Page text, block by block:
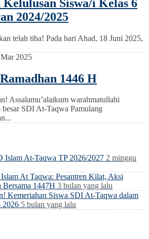
Kelulusan Siswa/i Kelas 6
2024/2025
telah tiba! Pada hari Ahad, 18 Juni 2025,
2025
1446 H
Assalamu’alaikum warahmatullahi
SDI At-Taqwa Pamulang
Islam At-Taqwa TP 2026/2027 2 minggu
At Taqwa: Pesantren Kilat, Aksi
Bersama 1447H 3 bulan yang lalu
Kemeriahan Siswa SDI At-Taqwa dalam
2026 5 bulan yang lalu